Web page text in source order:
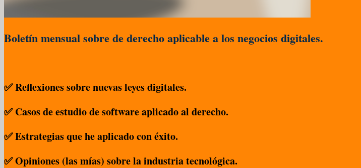
Boletín mensual sobre de derecho aplicable a los negocios digitales.
✅ Reflexiones sobre nuevas leyes digitales.
✅ Casos de estudio de software aplicado al derecho.
✅ Estrategias que he aplicado con éxito.
✅ Opiniones (las mías) sobre la industria tecnológica.